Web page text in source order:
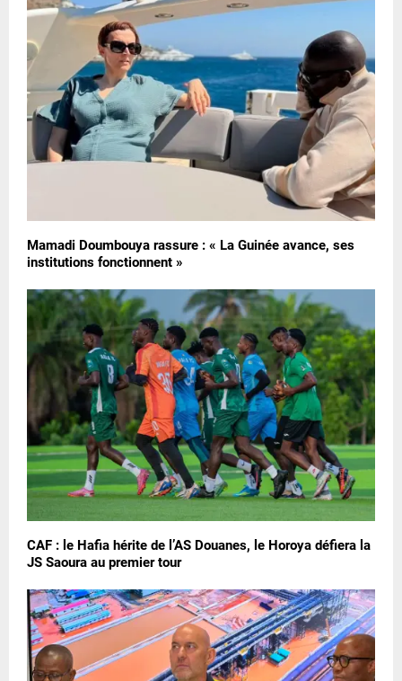
Mamadi Doumbouya rassure : « La Guinée avance, ses
institutions fonctionnent »
CAF : le Hafia hérite de l’AS Douanes, le Horoya défiera la
JS Saoura au premier tour